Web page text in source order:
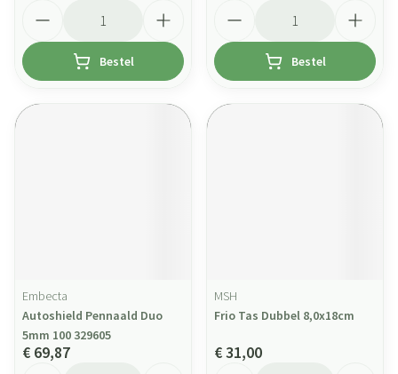
Bestel Bestel
Embecta
Autoshield Pennaald Duo
5mm 100 329605
€ 69,87
MSH
Frio Tas Dubbel 8,0x18cm
€ 31,00